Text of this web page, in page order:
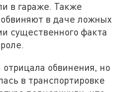
в гараже. Также
в даче ложных
существенного факта
обвинения, но
в транспортировке